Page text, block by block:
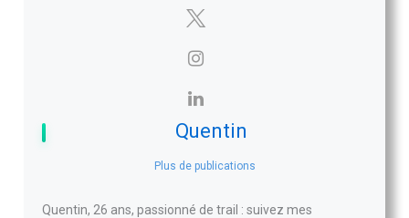
Quentin
Plus de publications
Quentin, 26 ans, passionné de trail : suivez mes